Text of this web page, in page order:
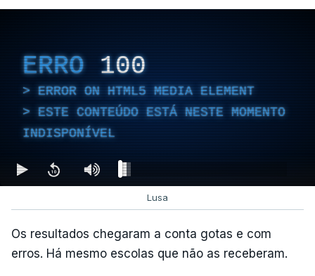
ERRO 100
ERROR ON HTML5 MEDIA ELEMENT
ESTE CONTEÚDO ESTÁ NESTE MOMENTO
INDISPONÍVEL
Lusa
Os resultados chegaram a conta gotas e com
erros. Há mesmo escolas que não as receberam.